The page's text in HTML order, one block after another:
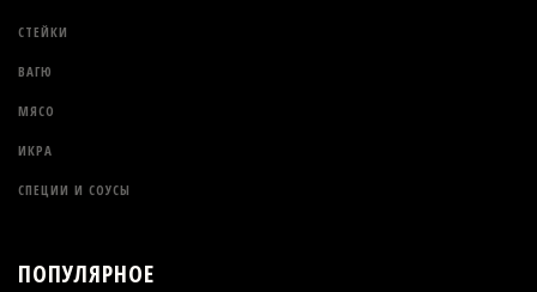
СТЕЙКИ
ВАГЮ
МЯСО
ИКРА
СПЕЦИИ И СОУСЫ
ПОПУЛЯРНОЕ